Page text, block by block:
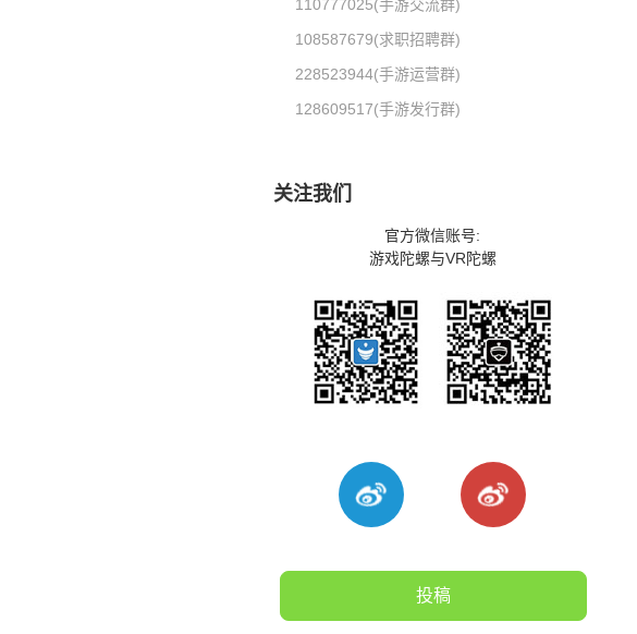
110777025(手游交流群)
108587679(求职招聘群)
228523944(手游运营群)
128609517(手游发行群)
关注我们
官方微信账号:
游戏陀螺与VR陀螺
投稿